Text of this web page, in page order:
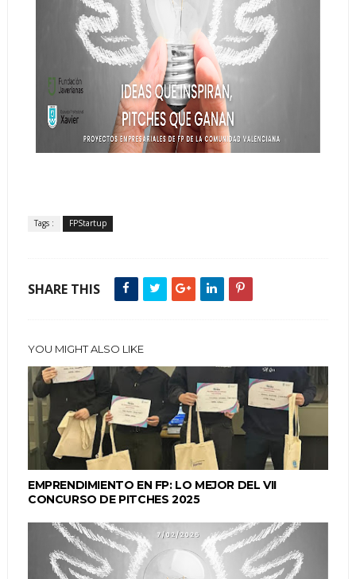
Tags : FPStartup
SHARE THIS
YOU MIGHT ALSO LIKE
EMPRENDIMIENTO EN FP: LO MEJOR DEL VII
CONCURSO DE PITCHES 2025